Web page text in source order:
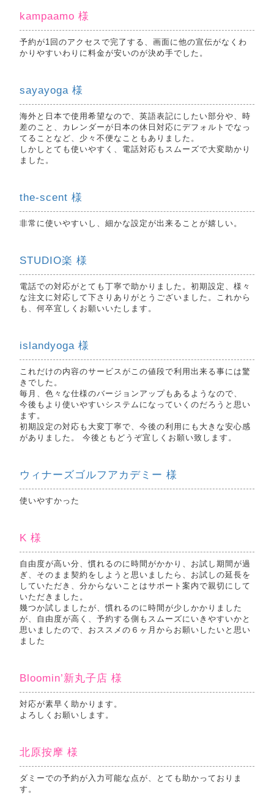
kampaamo 様
予約が1回のアクセスで完了する、画面に他の宣伝がなくわ
かりやすいわりに料金が安いのが決め手でした。
sayayoga 様
海外と日本で使用希望なので、英語表記にしたい部分や、時
差のこと、カレンダーが日本の休日対応にデフォルトでなっ
てることなど、少々不便なこともありました。
しかしとても使いやすく、電話対応もスムーズで大変助かり
ました。
the-scent 様
非常に使いやすいし、細かな設定が出来ることが嬉しい。
STUDIO楽 様
電話での対応がとても丁寧で助かりました。初期設定、様々
な注文に対応して下さりありがとうございました。これから
も、何卒宜しくお願いいたします。
islandyoga 様
これだけの内容のサービスがこの値段で利用出来る事には驚
きでした。
毎月、色々な仕様のバージョンアップもあるようなので、
今後もより使いやすいシステムになっていくのだろうと思い
ます。
初期設定の対応も大変丁寧で、今後の利用にも大きな安心感
がありました。 今後ともどうぞ宜しくお願い致します。
ウィナーズゴルフアカデミー 様
使いやすかった
K 様
自由度が高い分、慣れるのに時間がかかり、お試し期間が過
ぎ、そのまま契約をしようと思いましたら、お試しの延長を
していただき、分からないことはサポート案内で親切にして
いただきました。
幾つか試しましたが、慣れるのに時間が少しかかりました
が、自由度が高く、予約する側もスムーズにいきやすいかと
思いましたので、おススメの６ヶ月からお願いしたいと思い
ました
Bloomin’新丸子店 様
対応が素早く助かります。
よろしくお願いします。
北原按摩 様
ダミーでの予約が入力可能な点が、とても助かっておりま
す。